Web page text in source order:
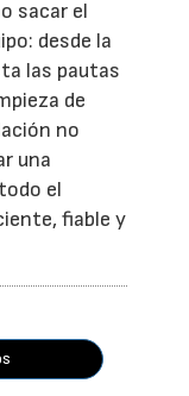
sacar el
desde la
las pautas
de
no
una
el
fiable y